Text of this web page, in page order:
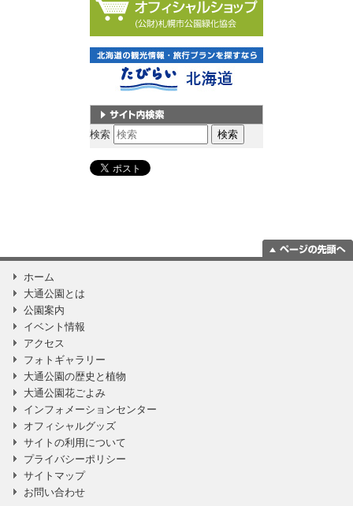
サイト内検索
検索
ホーム
大通公園とは
公園案内
イベント情報
アクセス
フォトギャラリー
大通公園の歴史と植物
大通公園花ごよみ
インフォメーションセンター
オフィシャルグッズ
サイトの利用について
プライバシーポリシー
サイトマップ
お問い合わせ